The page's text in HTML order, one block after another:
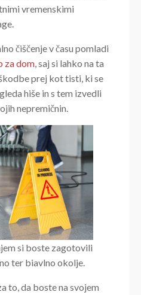
vremenskimi
čiščenje v času pomladi
za dom, saj si lahko na ta
prej kot tisti, ki se
hiše in s tem izvedli
nepremičnin.
si boste zagotovili
ter biavlno okolje.
to, da boste na svojem